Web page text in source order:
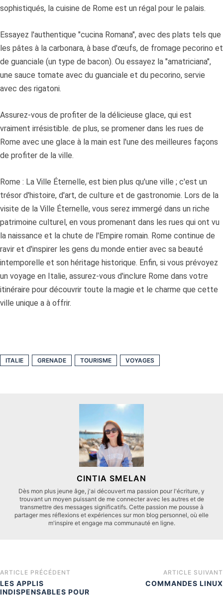
sophistiqués, la cuisine de Rome est un régal pour le palais.
Essayez l'authentique "cucina Romana", avec des plats tels que
les pâtes à la carbonara, à base d'œufs, de fromage pecorino et
de guanciale (un type de bacon). Ou essayez la "amatriciana",
une sauce tomate avec du guanciale et du pecorino, servie
avec des rigatoni.
Assurez-vous de profiter de la délicieuse glace, qui est
vraiment irrésistible. de plus, se promener dans les rues de
Rome avec une glace à la main est l'une des meilleures façons
de profiter de la ville.
Rome : La Ville Éternelle, est bien plus qu'une ville ; c'est un
trésor d'histoire, d'art, de culture et de gastronomie. Lors de la
visite de la Ville Éternelle, vous serez immergé dans un riche
patrimoine culturel, en vous promenant dans les rues qui ont vu
la naissance et la chute de l'Empire romain. Rome continue de
ravir et d'inspirer les gens du monde entier avec sa beauté
intemporelle et son héritage historique. Enfin, si vous prévoyez
un voyage en Italie, assurez-vous d'inclure Rome dans votre
itinéraire pour découvrir toute la magie et le charme que cette
ville unique a à offrir.
ITALIE GRENADE TOURISME VOYAGES
CINTIA SMELAN
Dès mon plus jeune âge, j'ai découvert ma passion pour l'écriture, y
trouvant un moyen puissant de me connecter avec les autres et de
transmettre des messages significatifs. Cette passion me pousse à
partager mes réflexions et expériences sur mon blog personnel, où elle
m'inspire et engage ma communauté en ligne.
ARTICLE PRÉCÉDENT
LES APPLIS
INDISPENSABLES POUR
ARTICLE SUIVANT
COMMANDES LINUX